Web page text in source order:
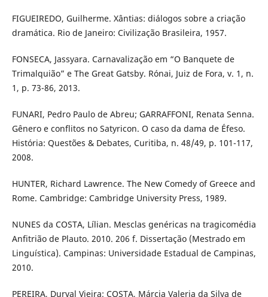
FIGUEIREDO, Guilherme. Xântias: diálogos sobre a criação
dramática. Rio de Janeiro: Civilização Brasileira, 1957.
FONSECA, Jassyara. Carnavalização em “O Banquete de
Trimalquião” e The Great Gatsby. Rónai, Juiz de Fora, v. 1, n.
1, p. 73-86, 2013.
FUNARI, Pedro Paulo de Abreu; GARRAFFONI, Renata Senna.
Gênero e conflitos no Satyricon. O caso da dama de Éfeso.
História: Questões & Debates, Curitiba, n. 48/49, p. 101-117,
2008.
HUNTER, Richard Lawrence. The New Comedy of Greece and
Rome. Cambridge: Cambridge University Press, 1989.
NUNES da COSTA, Lílian. Mesclas genéricas na tragicomédia
Anfitrião de Plauto. 2010. 206 f. Dissertação (Mestrado em
Linguística). Campinas: Universidade Estadual de Campinas,
2010.
PEREIRA, Durval Vieira; COSTA, Márcia Valeria da Silva de